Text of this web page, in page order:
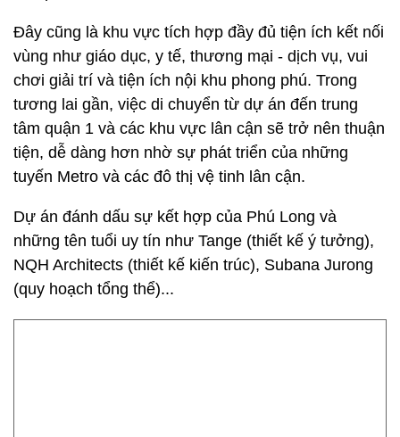
Đây cũng là khu vực tích hợp đầy đủ tiện ích kết nối
vùng như giáo dục, y tế, thương mại - dịch vụ, vui
chơi giải trí và tiện ích nội khu phong phú. Trong
tương lai gần, việc di chuyển từ dự án đến trung
tâm quận 1 và các khu vực lân cận sẽ trở nên thuận
tiện, dễ dàng hơn nhờ sự phát triển của những
tuyến Metro và các đô thị vệ tinh lân cận.
Dự án đánh dấu sự kết hợp của Phú Long và
những tên tuổi uy tín như Tange (thiết kế ý tưởng),
NQH Architects (thiết kế kiến trúc), Subana Jurong
(quy hoạch tổng thể)...